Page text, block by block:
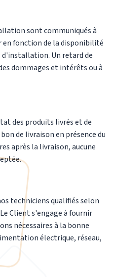
sont communiqués à
fonction de la disponibilité
Un retard de
dommages et intérêts ou à
des produits livrés et de
de livraison en présence du
après la livraison, aucune
techniciens qualifiés selon
Client s'engage à fournir
nécessaires à la bonne
électrique, réseau,